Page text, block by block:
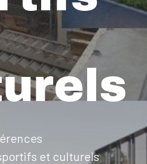
et culturels